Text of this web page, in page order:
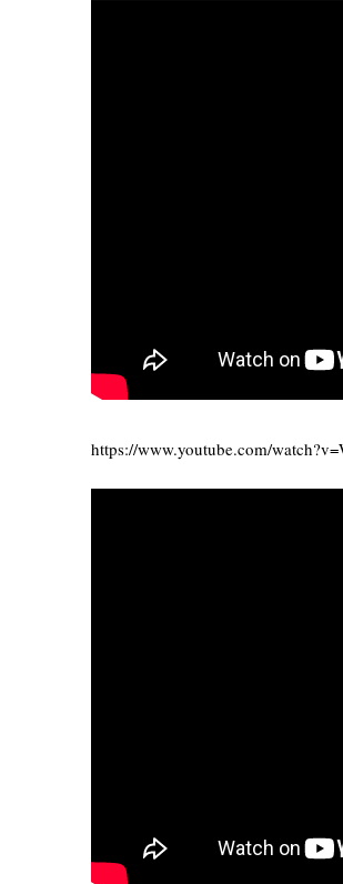
https://www.youtube.com/